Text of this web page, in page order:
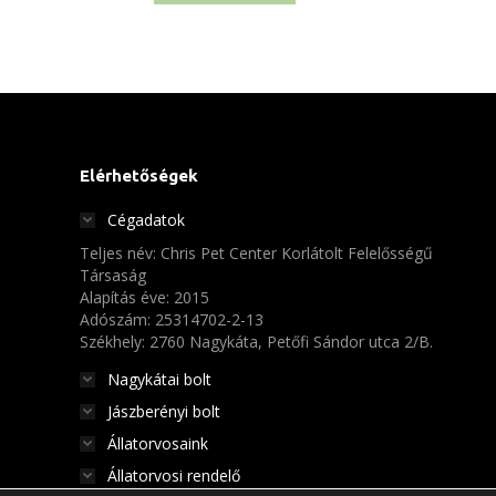
Elérhetőségek
Cégadatok
Teljes név: Chris Pet Center Korlátolt Felelősségű
Társaság
Alapítás éve: 2015
Adószám: 25314702-2-13
Székhely: 2760 Nagykáta, Petőfi Sándor utca 2/B.
Nagykátai bolt
Jászberényi bolt
Állatorvosaink
Állatorvosi rendelő